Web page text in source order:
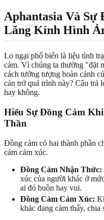
Aphantasia Và Sự
Lăng Kính Hình
Lo ngại phổ biến là liệu tình
cảm. Vì chúng ta thường "đặt
cách tưởng tượng hoàn cảnh
cản trở quá trình này? Câu trả
hay không.
Hiểu Sự Đồng Cảm
Thần
Đồng cảm có hai thành phần
cảm cảm xúc.
Đồng Cảm Nhận Thức:
xúc của người khác ở
ai đó buồn hay vui.
Đồng Cảm Cảm Xúc:
khác đang cảm thấy, chia